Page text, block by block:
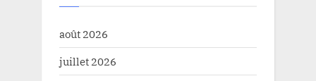
août 2026
juillet 2026